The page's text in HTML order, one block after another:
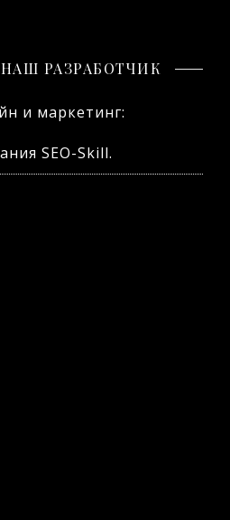
НАШ РАЗРАБОТЧИК
и маркетинг:
SEO-Skill.